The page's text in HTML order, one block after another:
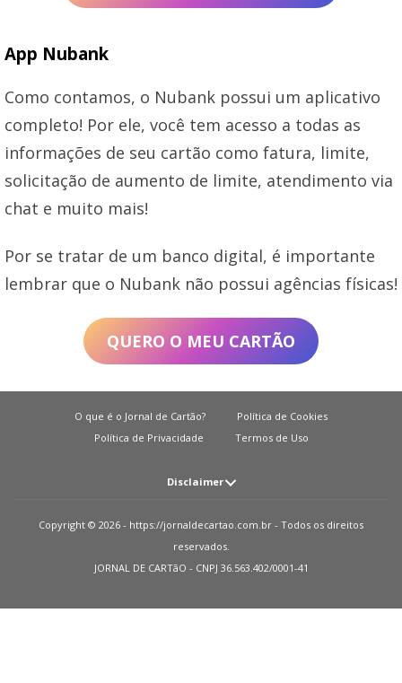
App Nubank
Como contamos, o Nubank possui um aplicativo
completo! Por ele, você tem acesso a todas as
informações de seu cartão como fatura, limite,
solicitação de aumento de limite, atendimento via
chat e muito mais!
Por se tratar de um banco digital, é importante
lembrar que o Nubank não possui agências físicas!
QUERO O MEU CARTÃO
O que é o Jornal de Cartão?
Política de Cookies
Política de Privacidade
Termos de Uso
Disclaimer
em dinheiro para liberação de qualquer tipo de produto financeiro, seja
cartão de crédito, financiamento ou empréstimo. Caso isto aconteça nos
avise pelo formulário imediatamente. Observações: O JORNAL DE CARTãO
ressaltar que essas informações podem divergir das informações
Copyright © 2026 - https://jornaldecartao.com.br - Todos os direitos
reservados.
JORNAL DE CARTãO - CNPJ 36.563.402/0001-41